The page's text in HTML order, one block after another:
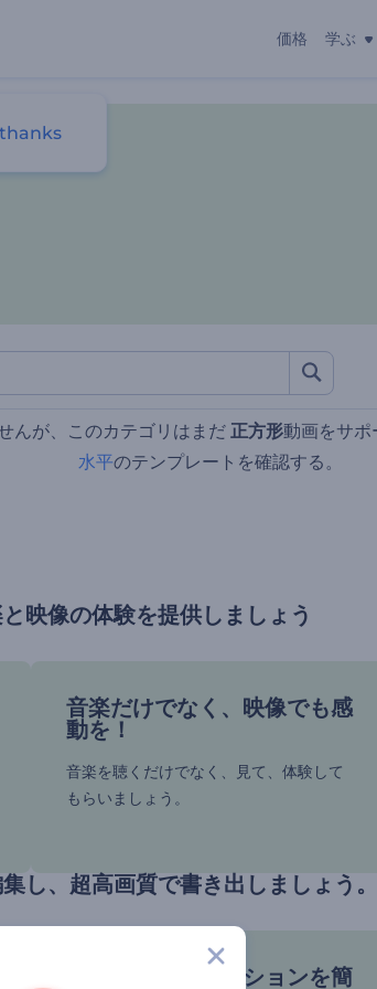
価格 学ぶ
んが、このカテゴリはまだ 正方形動画をサポ
水平のテンプレートを確認する。
映像の体験を提供しましょう
音楽だけでなく、映像でも感
動を！
音楽を聴くだけでなく、見て、体験して
もらいましょう。
し、超高画質で書き出しましょう。
ビジュアライゼーションを簡